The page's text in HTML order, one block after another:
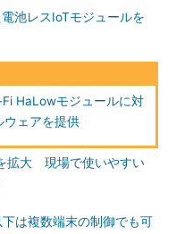
池レスIoTモジュールを
HaLowモジュールに対
ウェアを提供
拡大 現場で使いやすい
は複数端末の制御でも可